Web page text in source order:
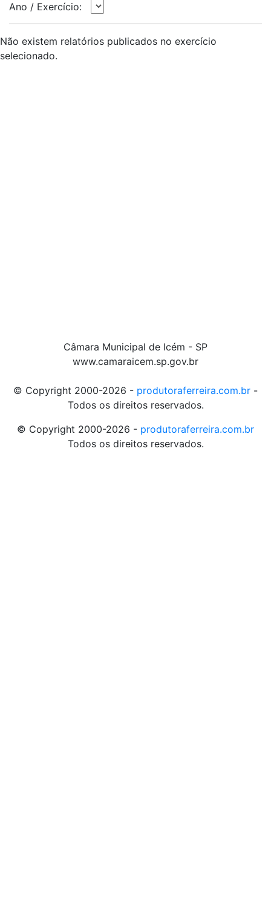
Ano / Exercício:
Não existem relatórios publicados no exercício
selecionado.
Câmara Municipal de Icém - SP
www.camaraicem.sp.gov.br
© Copyright 2000-2026 - produtoraferreira.com.br -
Todos os direitos reservados.
© Copyright 2000-2026 - produtoraferreira.com.br
Todos os direitos reservados.